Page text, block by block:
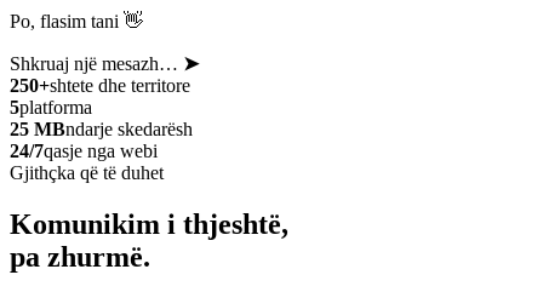
Po, flasim tani 👋
Shkruaj një mesazh… ➤
250+shtete dhe territore
5platforma
25 MBndarje skedarësh
24/7qasje nga webi
Gjithçka që të duhet
Komunikim i thjeshtë,
pa zhurmë.